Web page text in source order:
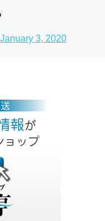
January 3, 2020